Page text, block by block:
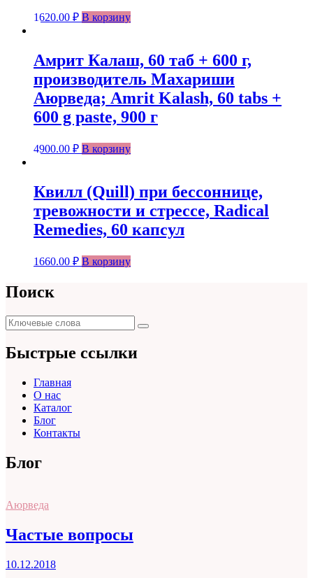
1620.00 ₽ В корзину
Амрит Калаш, 60 таб + 600 г,
производитель Махариши
Аюрведа; Amrit Kalash, 60 tabs +
600 g paste, 900 г
4900.00 ₽ В корзину
Квилл (Quill) при бессоннице,
тревожности и стрессе, Radical
Remedies, 60 капсул
1660.00 ₽ В корзину
Поиск
Поиск
для:
Поиск
Быстрые ссылки
Главная
О нас
Каталог
Блог
Контакты
Блог
Аюрведа
Частые вопросы
10.12.2018